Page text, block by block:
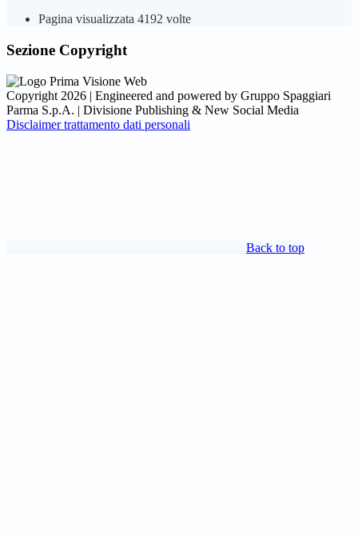
Pagina visualizzata 4192 volte
Sezione Copyright
Copyright 2026 | Engineered and powered by Gruppo Spaggiari
Parma S.p.A. | Divisione Publishing & New Social Media
Disclaimer trattamento dati personali
Back to top